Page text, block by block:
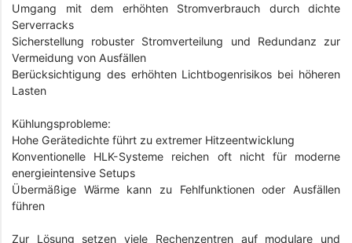
Umgang mit dem erhöhten Stromverbrauch durch dichte
Serverracks
Sicherstellung robuster Stromverteilung und Redundanz zur
Vermeidung von Ausfällen
Berücksichtigung des erhöhten Lichtbogenrisikos bei höheren
Lasten
Kühlungsprobleme:
Hohe Gerätedichte führt zu extremer Hitzeentwicklung
Konventionelle HLK-Systeme reichen oft nicht für moderne
energieintensive Setups
Übermäßige Wärme kann zu Fehlfunktionen oder Ausfällen
führen
Zur Lösung setzen viele Rechenzentren auf modulare und